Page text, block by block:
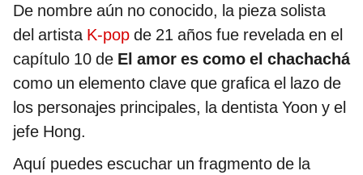
De nombre aún no conocido, la pieza solista
del artista K-pop de 21 años fue revelada en el
capítulo 10 de El amor es como el chachachá
como un elemento clave que grafica el lazo de
los personajes principales, la dentista Yoon y el
jefe Hong.
Aquí puedes escuchar un fragmento de la